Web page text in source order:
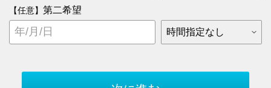
【任意】 第二希望